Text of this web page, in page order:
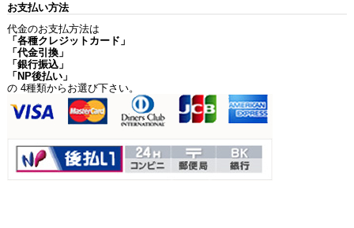
お支払い方法
代金のお支払方法は
「各種クレジットカード」
「代金引換」
「銀行振込」
「NP後払い」
の 4種類からお選び下さい。